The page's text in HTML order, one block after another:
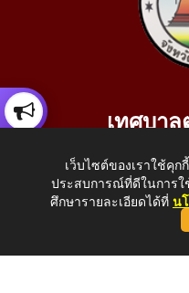
เทศบา
อ.เมือง จ.
โทรศัพท์: 042-
E-Mail:
เว็บไซต์ของเราใช้คุ
ประสบการณ์ที่ดีในการ
ศึกษารายละเอียดได้ที่ น